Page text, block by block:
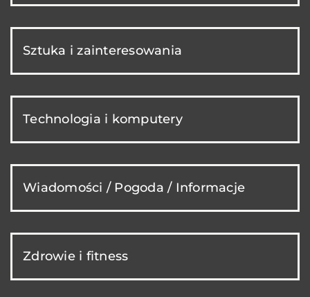
Sztuka i zainteresowania
Technologia i komputery
Wiadomości / Pogoda / Informacje
Zdrowie i fitness